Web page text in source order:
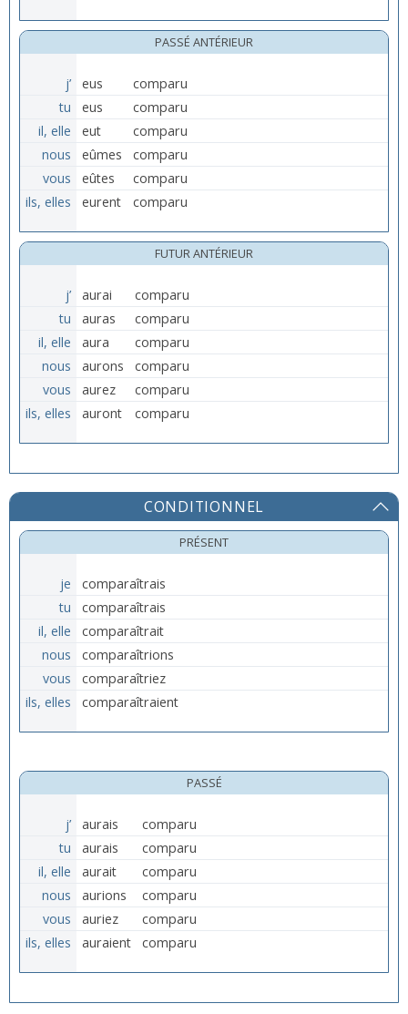
PASSÉ ANTÉRIEUR
j’ eus
comparu
tu
eus
comparu
il, elle
eut
comparu
nous
eûmes
comparu
vous
eûtes
comparu
ils, elles
eurent comparu
FUTUR ANTÉRIEUR
j’ aurai
comparu
tu
auras
comparu
il, elle
aura
comparu
nous
aurons
comparu
vous
aurez
comparu
ils, elles
auront comparu
CONDITIONNEL
PRÉSENT
je
comparaîtrais
tu
comparaîtrais
il, elle
comparaîtrait
nous
comparaîtrions
vous
comparaîtriez
ils, elles
comparaîtraient
PASSÉ
j’ aurais
comparu
tu
aurais
comparu
il, elle
aurait
comparu
nous
aurions
comparu
vous
auriez
comparu
ils, elles
auraient comparu